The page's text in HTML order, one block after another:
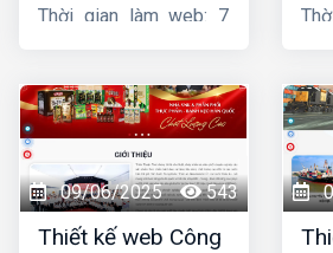
Thời gian làm web: 7
09/06/2025 543
Thiết kế web Công